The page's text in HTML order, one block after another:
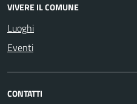
VIVERE IL COMUNE
Luoghi
Eventi
CONTATTI